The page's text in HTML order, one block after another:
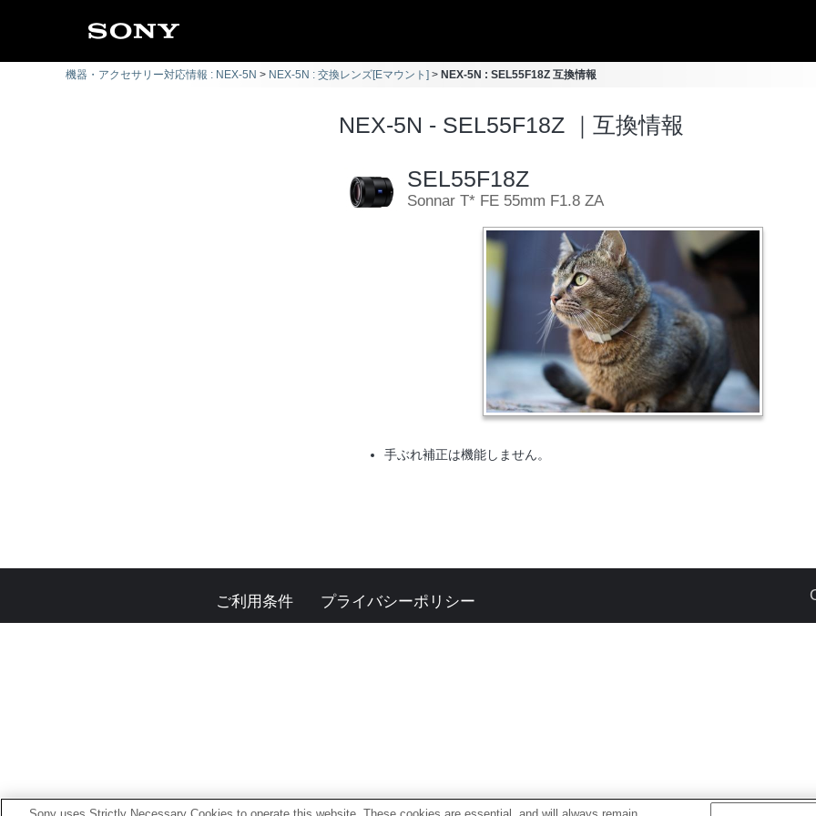
機器・アクセサリー対応情報 : NEX-5N NEX-5N : 交換レンズ[Eマウント] NEX-5N : SEL55F18Z 互換情報
NEX-5N - SEL55F18Z ｜互換情報
SEL55F18Z
Sonnar T* FE 55mm F1.8 ZA
手ぶれ補正は機能しません。
ご利用条件 プライバシーポリシー